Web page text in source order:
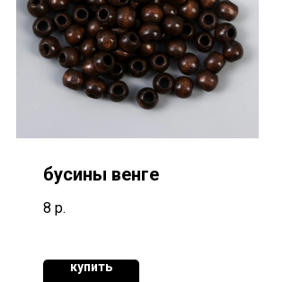
бусины венге
8 р.
купить